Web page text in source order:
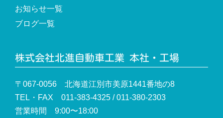
お知らせ一覧
ブログ一覧
株式会社北進自動車工業 本社・工場
〒067-0056 北海道江別市美原1441番地の8
TEL・FAX 011-383-4325 / 011-380-2303
営業時間 9:00〜18:00